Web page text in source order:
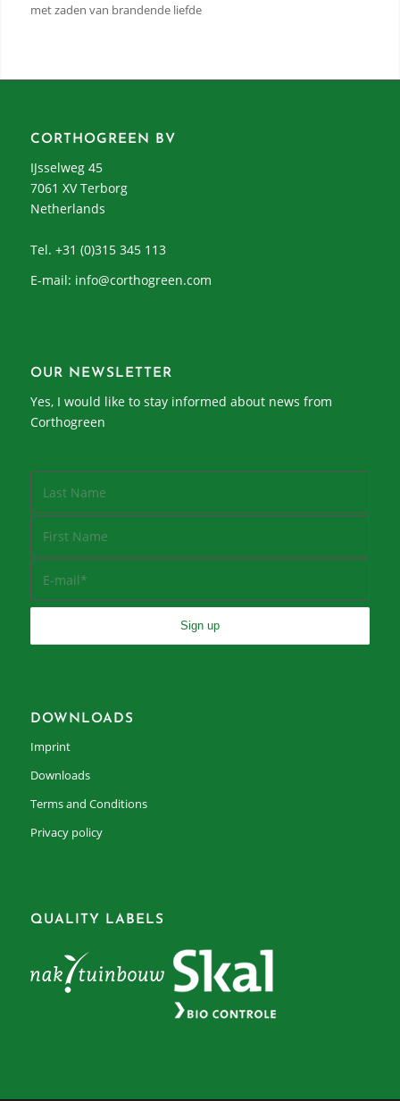
met zaden van brandende liefde
CORTHOGREEN BV
IJsselweg 45
7061 XV Terborg
Netherlands
Tel. +31 (0)315 345 113
E-mail: info@corthogreen.com
OUR NEWSLETTER
Yes, I would like to stay informed about news from
Corthogreen
DOWNLOADS
Imprint
Downloads
Terms and Conditions
Privacy policy
QUALITY LABELS